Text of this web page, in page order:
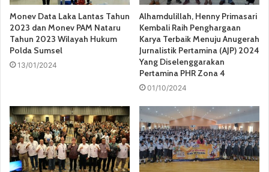
Monev Data Laka Lantas Tahun
2023 dan Monev PAM Nataru
Tahun 2023 Wilayah Hukum
Polda Sumsel
13/01/2024
Alhamdulillah, Henny Primasari
Kembali Raih Penghargaan
Karya Terbaik Menuju Anugerah
Jurnalistik Pertamina (AJP) 2024
Yang Diselenggarakan
Pertamina PHR Zona 4
01/10/2024